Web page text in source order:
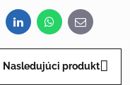
LinkedInWhatsApp
E-
mail
Nasledujúci produkt